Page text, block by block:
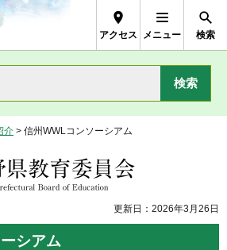
Nagano Prefecture
アクセス メニュー 検索
介 > 信州WWLコンソーシアム
育委員会
更新日：2026年3月26日
シアム